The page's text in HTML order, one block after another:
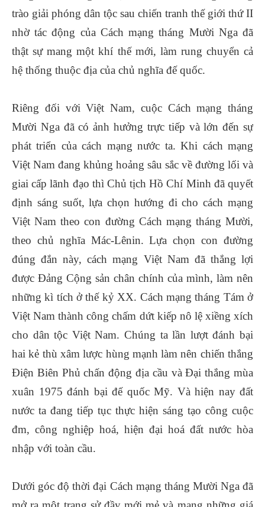
trào giải phóng dân tộc sau chiến tranh thế giới thứ II
nhờ tác động của Cách mạng tháng Mười Nga đã
thật sự mang một khí thế mới, làm rung chuyển cả
hệ thống thuộc địa của chủ nghĩa đế quốc.
Riêng đối với Việt Nam, cuộc Cách mạng tháng
Mười Nga đã có ảnh hưởng trực tiếp và lớn đến sự
phát triển của cách mạng nước ta. Khi cách mạng
Việt Nam đang khủng hoảng sâu sắc về đường lối và
giai cấp lãnh đạo thì Chủ tịch Hồ Chí Minh đã quyết
định sáng suốt, lựa chọn hướng đi cho cách mạng
Việt Nam theo con đường Cách mạng tháng Mười,
theo chủ nghĩa Mác-Lênin. Lựa chọn con đường
đúng đắn này, cách mạng Việt Nam đã thắng lợi
được Đảng Cộng sản chân chính của mình, làm nên
những kì tích ở thế kỷ XX. Cách mạng tháng Tám ở
Việt Nam thành công chấm dứt kiếp nô lệ xiềng xích
cho dân tộc Việt Nam. Chúng ta lần lượt đánh bại
hai kẻ thù xâm lược hùng mạnh làm nên chiến thắng
Điện Biên Phủ chấn động địa cầu và Đại thắng mùa
xuân 1975 đánh bại đế quốc Mỹ. Và hiện nay đất
nước ta đang tiếp tục thực hiện sáng tạo công cuộc
đm, công nghiệp hoá, hiện đại hoá đất nước hòa
nhập với toàn cầu.
Dưới góc độ thời đại Cách mạng tháng Mười Nga đã